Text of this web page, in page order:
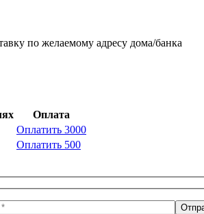
по желаемому адресу дома/банка
Оплата
Оплатить 3000
Оплатить 500